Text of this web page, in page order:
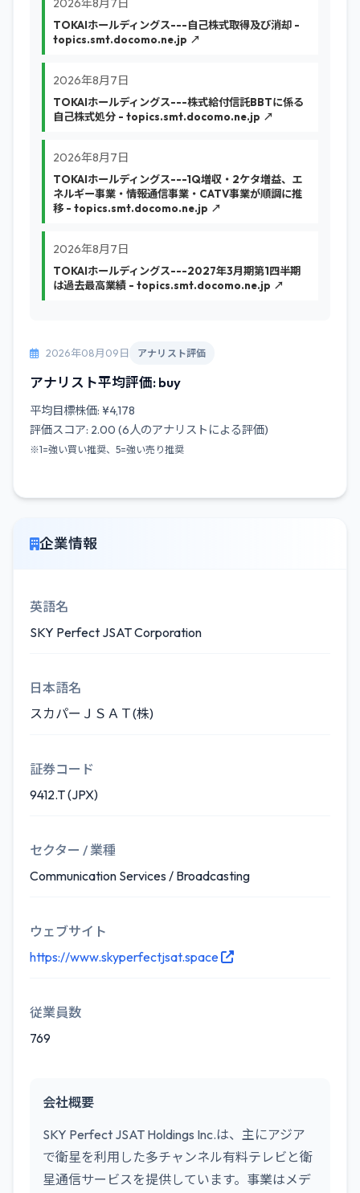
2026年8月7日
TOKAIホールディングス---自己株式取得及び消却 -
topics.smt.docomo.ne.jp ↗
2026年8月7日
TOKAIホールディングス---株式給付信託BBTに係る
自己株式処分 - topics.smt.docomo.ne.jp ↗
2026年8月7日
TOKAIホールディングス---1Q増収・2ケタ増益、エ
ネルギー事業・情報通信事業・CATV事業が順調に推
移 - topics.smt.docomo.ne.jp ↗
2026年8月7日
TOKAIホールディングス---2027年3月期第1四半期
は過去最高業績 - topics.smt.docomo.ne.jp ↗
2026年08月09日 アナリスト評価
アナリスト平均評価: buy
平均目標株価: ¥4,178
評価スコア: 2.00 (6人のアナリストによる評価)
※1=強い買い推奨、5=強い売り推奨
企業情報
英語名
SKY Perfect JSAT Corporation
日本語名
スカパーＪＳＡＴ(株)
証券コード
9412.T (JPX)
セクター / 業種
Communication Services / Broadcasting
ウェブサイト
https://www.skyperfectjsat.space
従業員数
769
会社概要
SKY Perfect JSAT Holdings Inc.は、主にアジア
で衛星を利用した多チャンネル有料テレビと衛
星通信サービスを提供しています。事業はメデ